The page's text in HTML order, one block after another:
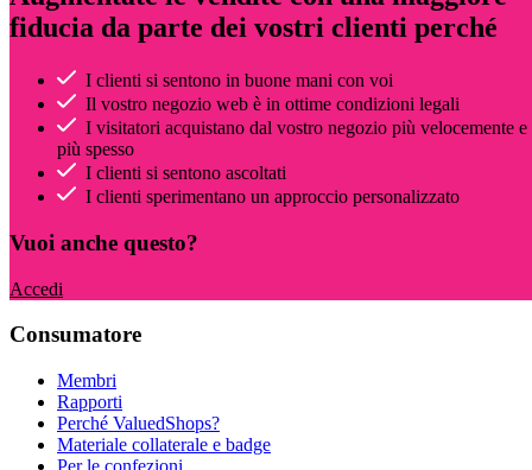
fiducia da parte dei vostri clienti perché
I clienti si sentono in buone mani con voi
Il vostro negozio web è in ottime condizioni legali
I visitatori acquistano dal vostro negozio più velocemente e
più spesso
I clienti si sentono ascoltati
I clienti sperimentano un approccio personalizzato
Vuoi anche questo?
Accedi
Consumatore
Membri
Rapporti
Perché ValuedShops?
Materiale collaterale e badge
Per le confezioni